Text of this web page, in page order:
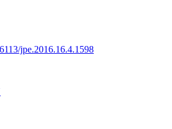
jpe.2016.16.4.1598